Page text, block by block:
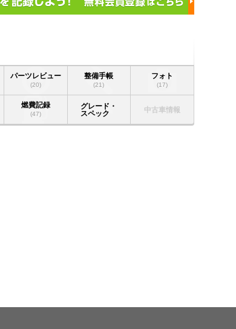
パーツレビュー
(20)
整備手帳
(21)
フォト
(17)
燃費記録
(47)
グレード・
スペック
中古車情報